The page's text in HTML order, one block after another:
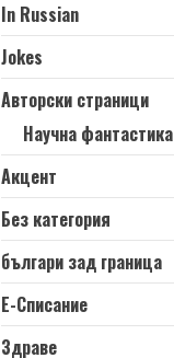
In Russian
Jokes
Авторски страници
Научна фантастика
Акцент
Без категория
българи зад граница
Е-Списание
Здраве